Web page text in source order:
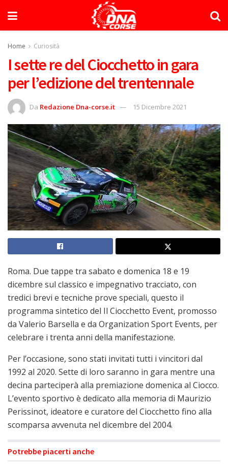
Home Curiosità
I sette re del Ciocchetto in gara
per l’edizione del trentennale
Da Redazione Dna-corse.it 15 Dicembre 2021
Roma. Due tappe tra sabato e domenica 18 e 19
dicembre sul classico e impegnativo tracciato, con
tredici brevi e tecniche prove speciali, questo il
programma sintetico del Il Ciocchetto Event, promosso
da Valerio Barsella e da Organization Sport Events, per
celebrare i trenta anni della manifestazione.
Per l’occasione, sono stati invitati tutti i vincitori dal
1992 al 2020. Sette di loro saranno in gara mentre una
decina parteciperà alla premiazione domenica al Ciocco.
L’evento sportivo è dedicato alla memoria di Maurizio
Perissinot, ideatore e curatore del Ciocchetto fino alla
scomparsa avvenuta nel dicembre del 2004.
Potrebbe piacerti anche